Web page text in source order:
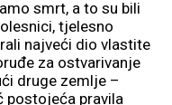
smrt, a to su bili
tjelesno
najveći dio vlastite
za ostvarivanje
druge zemlje –
postojeća pravila